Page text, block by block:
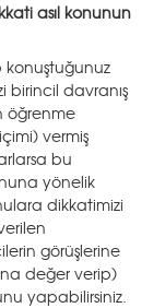
asıl konunun
birincil davranış
öğrenme
vermiş
bu
yönelik
dikkatimizi
görüşlerine
değer verip)
yapabilirsiniz.